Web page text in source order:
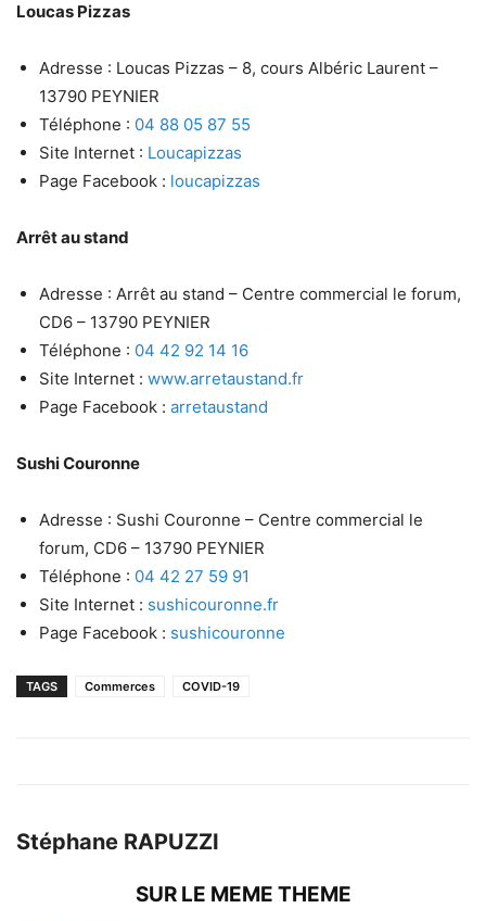
Loucas Pizzas
Adresse : Loucas Pizzas – 8, cours Albéric Laurent –
13790 PEYNIER
Téléphone : 04 88 05 87 55
Site Internet : Loucapizzas
Page Facebook : loucapizzas
Arrêt au stand
Adresse : Arrêt au stand – Centre commercial le forum,
CD6 – 13790 PEYNIER
Téléphone : 04 42 92 14 16
Site Internet : www.arretaustand.fr
Page Facebook : arretaustand
Sushi Couronne
Adresse : Sushi Couronne – Centre commercial le
forum, CD6 – 13790 PEYNIER
Téléphone : 04 42 27 59 91
Site Internet : sushicouronne.fr
Page Facebook : sushicouronne
TAGS Commerces COVID-19
Stéphane RAPUZZI
SUR LE MEME THEME